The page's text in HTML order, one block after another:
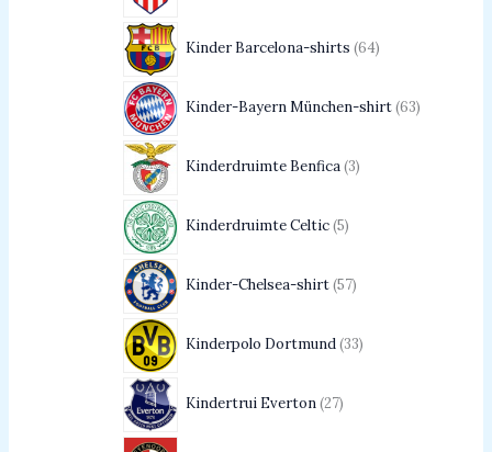
Kinder Barcelona-shirts 64
Kinder-Bayern München-shirt 63
Kinderdruimte Benfica 3
Kinderdruimte Celtic 5
Kinder-Chelsea-shirt 57
Kinderpolo Dortmund 33
Kindertrui Everton 27